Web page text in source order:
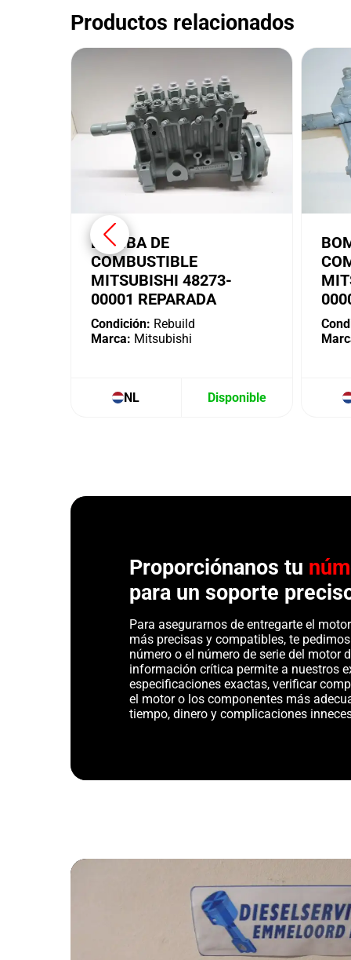
Productos relacionados
BOMBA DE
COMBUSTIBLE
MITSUBISHI 48273-
00001 REPARADA
Condición: Rebuild
Marca: Mitsubishi
NL Disponible
Proporciónanos tu
para un soporte
Para asegurarnos de entregarte el
más precisas y compatibles, te
número o el número de serie del motor
información crítica permite a nuestros
especificaciones exactas, verificar
el motor o los componentes más
tiempo, dinero y complicaciones